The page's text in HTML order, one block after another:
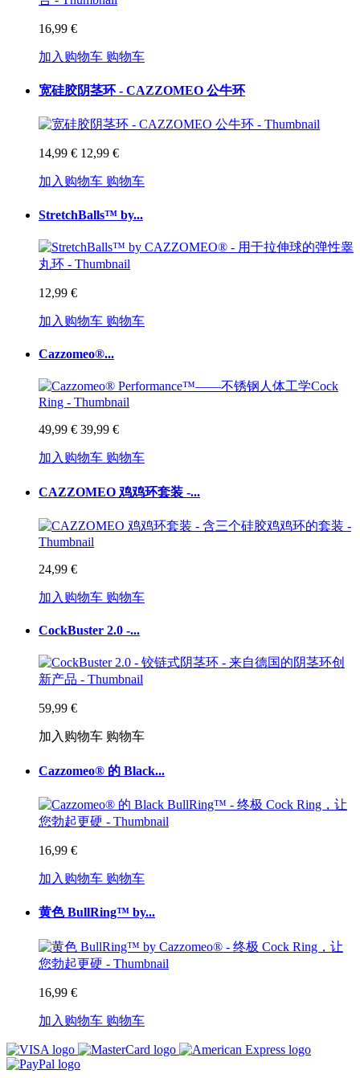
16,99 €
加入购物车 购物车
宽硅胶阴茎环 - CAZZOMEO 公牛环
14,99 € 12,99 €
加入购物车 购物车
StretchBalls™ by...
12,99 €
加入购物车 购物车
Cazzomeo®...
49,99 € 39,99 €
加入购物车 购物车
CAZZOMEO 鸡鸡环套装 -...
24,99 €
加入购物车 购物车
CockBuster 2.0 -...
59,99 €
加入购物车 购物车
Cazzomeo® 的 Black...
16,99 €
加入购物车 购物车
黄色 BullRing™ by...
16,99 €
加入购物车 购物车